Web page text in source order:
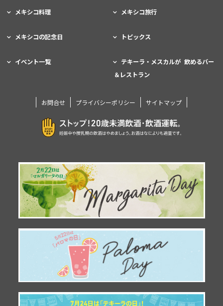
メキシコ料理 メキシコ旅行
メキシコの記念日 トピックス
イベント一覧
テキーラ・メスカルが 飲めるバー
＆レストラン
お問合せ プライバシーポリシー サイトマップ